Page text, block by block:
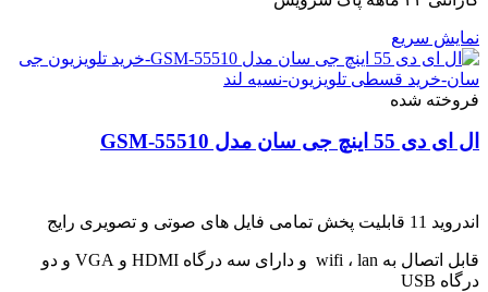
نمایش سریع
فروخته شده
ال ای دی 55 اینچ جی سان مدل GSM-55510
اندروید 11 قابلیت پخش تمامی فایل های صوتی و تصویری رایج
قابل اتصال به wifi ، lan و دارای سه درگاه HDMI و VGA و دو
درگاه USB